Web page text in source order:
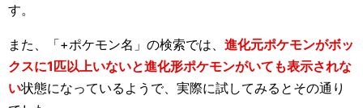
す。
また、「+ポケモン名」の検索では、 進化元ポケモンがボッ
クスに1匹以上いないと進化形ポケモンがいても表示されな
い状態になっているようで、実際に試してみるとその通り